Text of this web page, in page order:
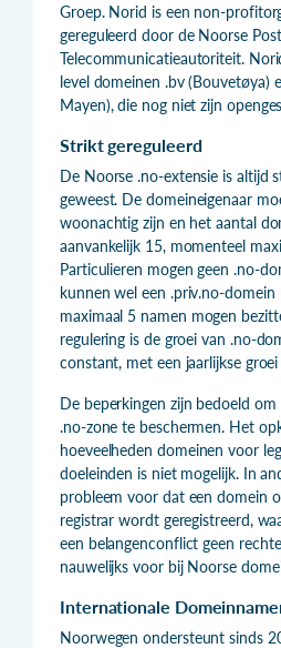
Groep. Norid is een non-
gereguleerd door de Noorse
Telecommunicatieautoriteit.
level domeinen .bv (Bouvetøya)
Mayen), die nog niet zijn
Strikt gereguleerd
De Noorse .no-extensie is altijd
geweest. De domeineigenaar
woonachtig zijn en het aantal
aanvankelijk 15, momenteel
Particulieren mogen geen .no-
kunnen wel een .priv.no-domein
maximaal 5 namen mogen
regulering is de groei van .no-
constant, met een jaarlijkse
De beperkingen zijn bedoeld
.no-zone te beschermen. Het
hoeveelheden domeinen voor
doeleinden is niet mogelijk. In
probleem voor dat een domein
registrar wordt geregistreerd,
een belangenconflict geen
nauwelijks voor bij Noorse
Internationale
Noorwegen ondersteunt sinds